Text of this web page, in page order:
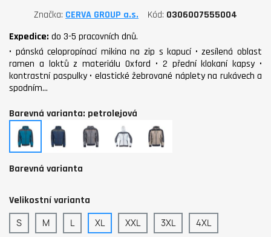
Značka CERVA GROUP a.s. Kód 0306007555004
Expedice: do 3-5 pracovních dnů.
• pánská celopropínací mikina na zip s kapucí • zesílená oblast
ramen a loktů z materiálu Oxford • 2 přední klokaní kapsy •
kontrastní paspulky • elastické žebrované náplety na rukávech a
spodním…
Barevná varianta: petrolejová
petrolejová
navy šedá bílá sv.olivová
Barevná varianta
Velikostní varianta
S M L XL XXL 3XL 4XL